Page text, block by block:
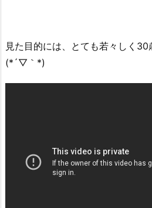
人)
と
は？
見た目的には、とても若々しく30
(*´▽｀*)